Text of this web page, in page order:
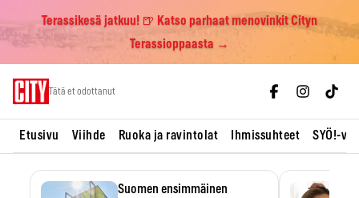
Terassikesä jatkuu! 🍺 Katso parhaat menovinkit Cityn
Terassioppaasta →
Tätä et odottanut
Etusivu Viihde Ruoka ja ravintolat Ihmissuhteet SYÖ!-
Suomen ensimmäinen